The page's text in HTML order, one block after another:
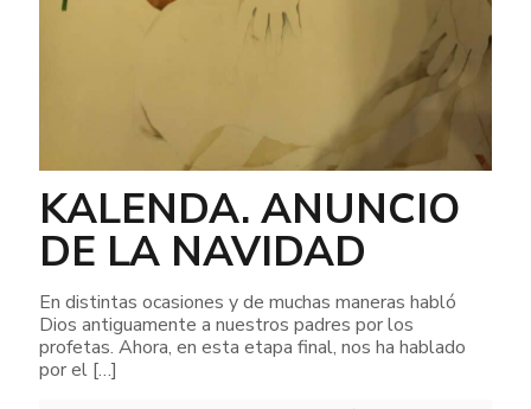
KALENDA. ANUNCIO
DE LA NAVIDAD
En distintas ocasiones y de muchas maneras habló
Dios antiguamente a nuestros padres por los
profetas. Ahora, en esta etapa final, nos ha hablado
por el […]